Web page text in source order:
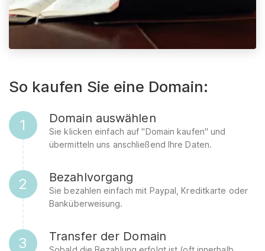
So kaufen Sie eine Domain:
1 Domain auswählen
Sie klicken einfach auf "Domain kaufen" und
übermitteln uns anschließend Ihre Daten.
2 Bezahlvorgang
Sie bezahlen einfach mit Paypal, Kreditkarte oder
Banküberweisung.
3 Transfer der Domain